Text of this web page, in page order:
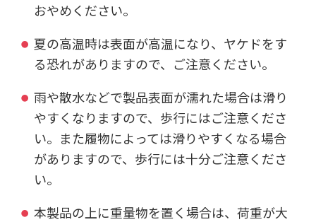
おやめください。
夏の高温時は表面が高温になり、ヤケドをす
る恐れがありますので、ご注意ください。
雨や散水などで製品表面が濡れた場合は滑り
やすくなりますので、歩行にはご注意くださ
い。また履物によっては滑りやすくなる場合
がありますので、歩行には十分ご注意くださ
い。
本製品の上に重量物を置く場合は、荷重が大